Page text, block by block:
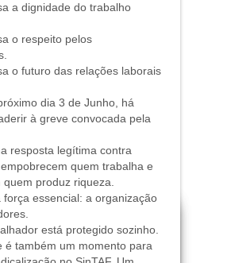
a dignidade do trabalho
o respeito pelos
o futuro das relações laborais
dia 3 de Junho, há
à greve convocada pela
resposta legítima contra
quem trabalha e
quem produz riqueza.
força essencial: a organização
está protegido sozinho.
é também um momento para